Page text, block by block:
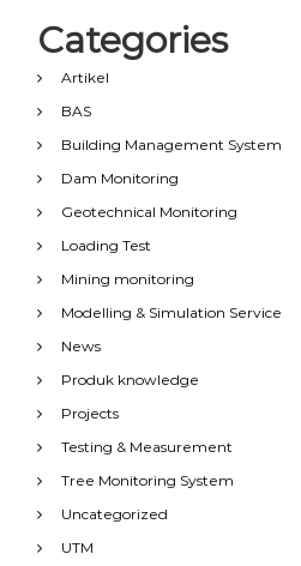
Categories
Artikel
BAS
Building Management System
Dam Monitoring
Geotechnical Monitoring
Loading Test
Mining monitoring
Modelling & Simulation Service
News
Produk knowledge
Projects
Testing & Measurement
Tree Monitoring System
Uncategorized
UTM